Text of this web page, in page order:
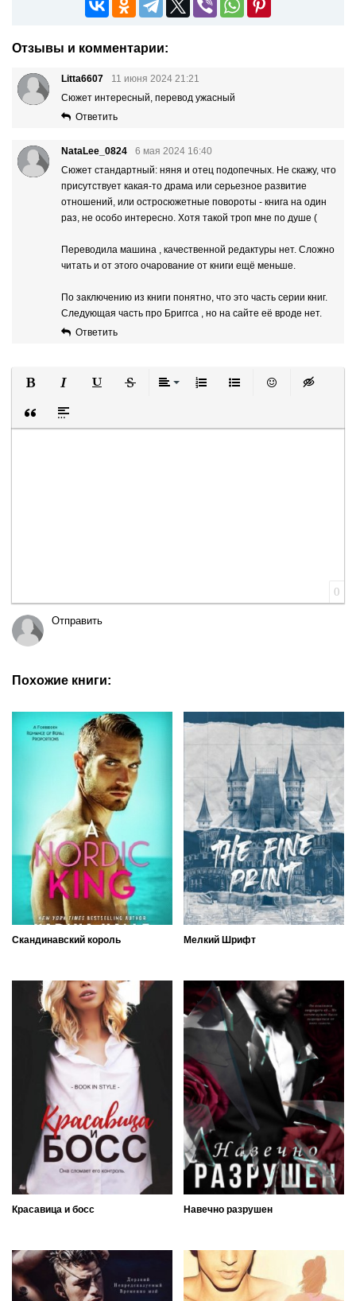
Отзывы и комментарии:
Litta6607
11 июня 2024 21:21
Сюжет интересный, перевод ужасный
Ответить
NataLee_0824
6 мая 2024 16:40
Сюжет стандартный: няня и отец подопечных. Не скажу, что
присутствует какая-то драма или серьезное развитие
отношений, или остросюжетные повороты - книга на один
раз, не особо интересно. Хотя такой троп мне по душе (
Переводила машина , качественной редактуры нет. Сложно
читать и от этого очарование от книги ещё меньше.
По заключению из книги понятно, что это часть серии книг.
Следующая часть про Бриггса , но на сайте её вроде нет.
Ответить
Вставка цитаты
Вставка спойлера
0
Отправить
Похожие книги:
Скандинавский король Мелкий Шрифт
Красавица и босс Навечно разрушен